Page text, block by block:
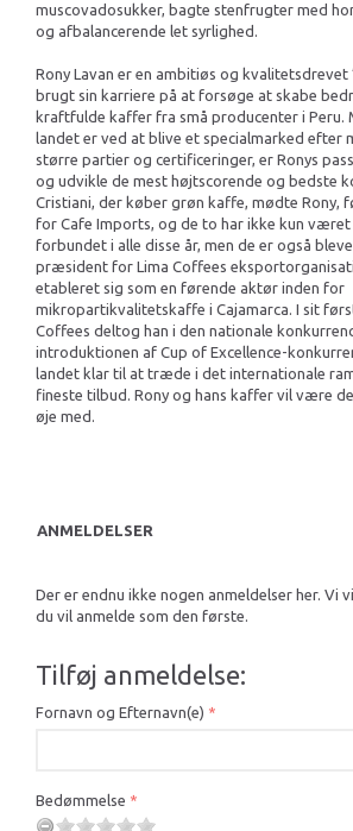
muscovadosukker, bagte stenfrugter med
og afbalancerende let syrlighed.
Rony Lavan er en ambitiøs og kvalitetsdrevet
brugt sin karriere på at forsøge at skabe
kraftfulde kaffer fra små producenter i Peru.
landet er ved at blive et specialmarked efter
større partier og certificeringer, er Ronys
og udvikle de mest højtscorende og bedste
Cristiani, der køber grøn kaffe, mødte Rony,
for Cafe Imports, og de to har ikke kun
forbundet i alle disse år, men de er også
præsident for Lima Coffees
etableret sig som en førende aktør inden for
mikropartikvalitetskaffe i Cajamarca. I sit
Coffees deltog han i den nationale
introduktionen af ​​Cup of Excellence-
landet klar til at træde i det internationale
fineste tilbud. Rony og hans kaffer vil være
øje med.
ANMELDELSER
Der er endnu ikke nogen anmeldelser her. Vi
du vil anmelde som den første.
Tilføj anmeldelse:
Fornavn og Efternavn(e)
Bedømmelse